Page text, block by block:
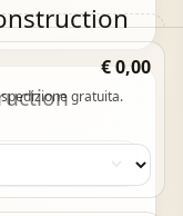
e aggiungi i
€ 0,00
gratuita.